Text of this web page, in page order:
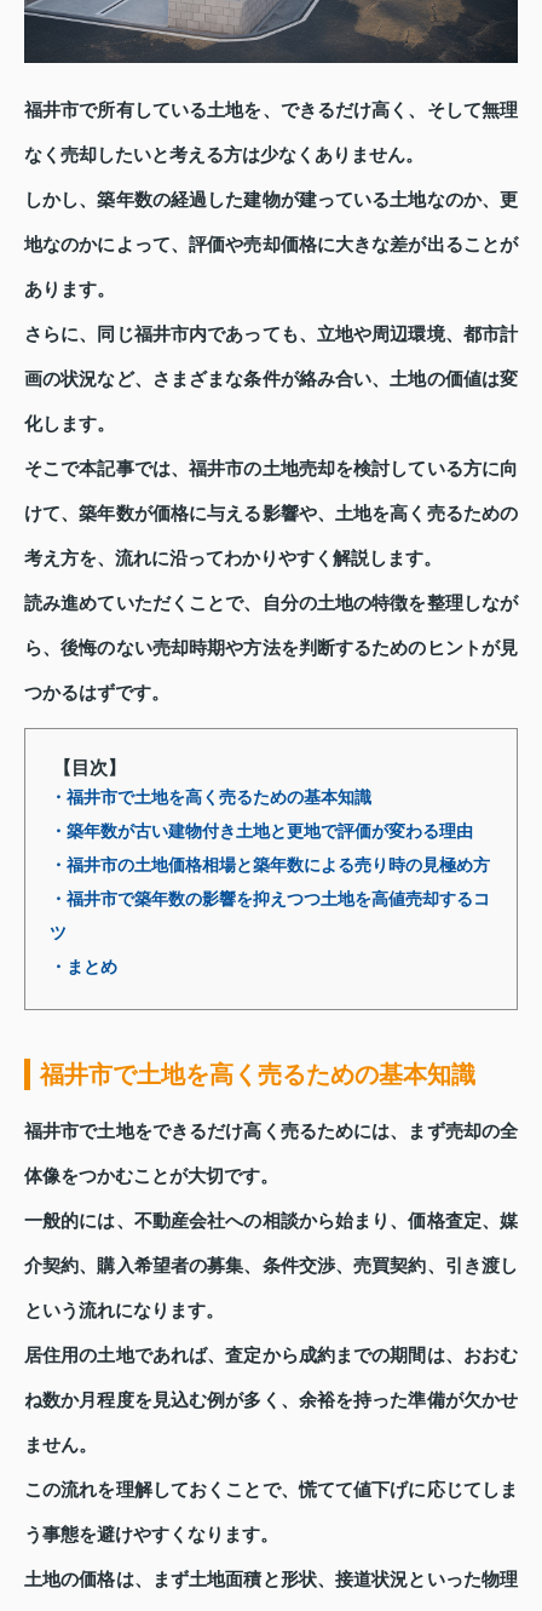
福井市で所有している土地を、できるだけ高く、そして無理
なく売却したいと考える方は少なくありません。
しかし、築年数の経過した建物が建っている土地なのか、更
地なのかによって、評価や売却価格に大きな差が出ることが
あります。
さらに、同じ福井市内であっても、立地や周辺環境、都市計
画の状況など、さまざまな条件が絡み合い、土地の価値は変
化します。
そこで本記事では、福井市の土地売却を検討している方に向
けて、築年数が価格に与える影響や、土地を高く売るための
考え方を、流れに沿ってわかりやすく解説します。
読み進めていただくことで、自分の土地の特徴を整理しなが
ら、後悔のない売却時期や方法を判断するためのヒントが見
つかるはずです。
【目次】
・福井市で土地を高く売るための基本知識
・築年数が古い建物付き土地と更地で評価が変わる理由
・福井市の土地価格相場と築年数による売り時の見極め方
・福井市で築年数の影響を抑えつつ土地を高値売却するコ
ツ
・まとめ
福井市で土地を高く売るための基本知識
福井市で土地をできるだけ高く売るためには、まず売却の全
体像をつかむことが大切です。
一般的には、不動産会社への相談から始まり、価格査定、媒
介契約、購入希望者の募集、条件交渉、売買契約、引き渡し
という流れになります。
居住用の土地であれば、査定から成約までの期間は、おおむ
ね数か月程度を見込む例が多く、余裕を持った準備が欠かせ
ません。
この流れを理解しておくことで、慌てて値下げに応じてしま
う事態を避けやすくなります。
土地の価格は、まず土地面積と形状、接道状況といった物理